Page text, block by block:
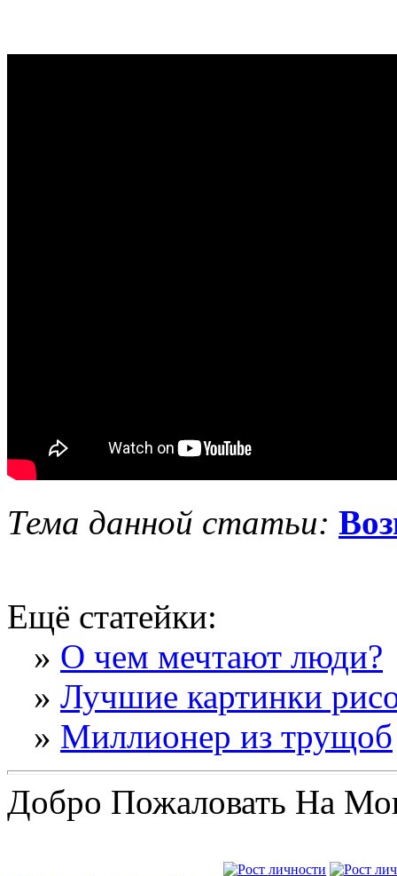
Тема данной статьи:
Ещё статейки:
» О чем мечтают люди?
» Лучшие картинки
» Миллионер из трущоб
Добро Пожаловать На